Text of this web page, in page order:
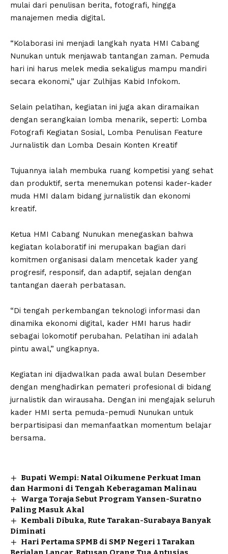
mulai dari penulisan berita, fotografi, hingga
manajemen media digital.
‎“Kolaborasi ini menjadi langkah nyata HMI Cabang
Nunukan untuk menjawab tantangan zaman. Pemuda
hari ini harus melek media sekaligus mampu mandiri
secara ekonomi,” ujar Zulhijas Kabid Infokom.
‎Selain pelatihan, kegiatan ini juga akan diramaikan
dengan serangkaian lomba menarik, seperti: Lomba
Fotografi Kegiatan Sosial, Lomba Penulisan Feature
Jurnalistik dan Lomba Desain Konten Kreatif
‎Tujuannya ialah membuka ruang kompetisi yang sehat
dan produktif, serta menemukan potensi kader-kader
muda HMI dalam bidang jurnalistik dan ekonomi
kreatif.
‎Ketua HMI Cabang Nunukan menegaskan bahwa
kegiatan kolaboratif ini merupakan bagian dari
komitmen organisasi dalam mencetak kader yang
progresif, responsif, dan adaptif, sejalan dengan
tantangan daerah perbatasan.
‎“Di tengah perkembangan teknologi informasi dan
dinamika ekonomi digital, kader HMI harus hadir
sebagai lokomotif perubahan. Pelatihan ini adalah
pintu awal,” ungkapnya.
‎Kegiatan ini dijadwalkan pada awal bulan Desember
dengan menghadirkan pemateri profesional di bidang
jurnalistik dan wirausaha. Dengan ini mengajak seluruh
kader HMI serta pemuda-pemudi Nunukan untuk
berpartisipasi dan memanfaatkan momentum belajar
bersama.
Bupati Wempi: Natal Oikumene Perkuat Iman
dan Harmoni di Tengah Keberagaman Malinau
Warga Toraja Sebut Program Yansen-Suratno
Paling Masuk Akal
Kembali Dibuka, Rute Tarakan-Surabaya Banyak
Diminati
Hari Pertama SPMB di SMP Negeri 1 Tarakan